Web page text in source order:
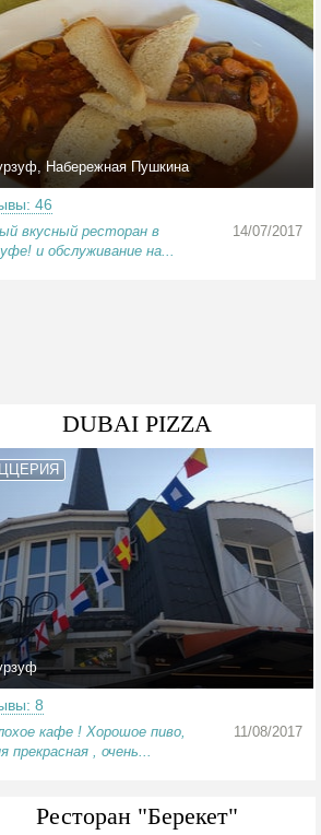
Набережная Пушкина
46
вкусный ресторан в
и обслуживание на...
14/07/2017
DUBAI PIZZA
8
кафе ! Хорошое пиво,
прекрасная , очень...
11/08/2017
Ресторан "Берекет"